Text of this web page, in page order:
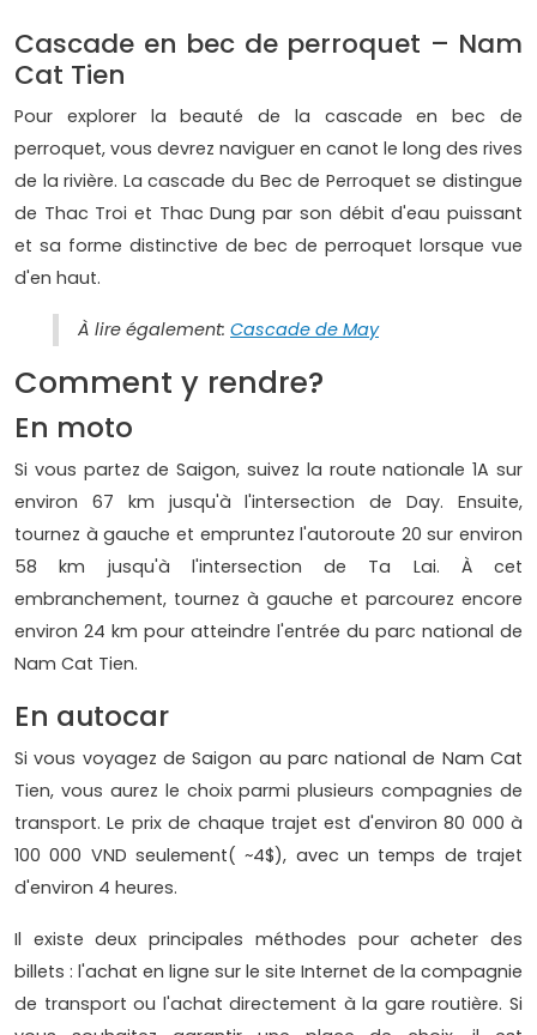
Cascade en bec de perroquet – Nam
Cat Tien
Pour explorer la beauté de la cascade en bec de
perroquet, vous devrez naviguer en canot le long des rives
de la rivière. La cascade du Bec de Perroquet se distingue
de Thac Troi et Thac Dung par son débit d'eau puissant
et sa forme distinctive de bec de perroquet lorsque vue
d'en haut.
À lire également: Cascade de May
Comment y rendre?
En moto
Si vous partez de Saigon, suivez la route nationale 1A sur
environ 67 km jusqu'à l'intersection de Day. Ensuite,
tournez à gauche et empruntez l'autoroute 20 sur environ
58 km jusqu'à l'intersection de Ta Lai. À cet
embranchement, tournez à gauche et parcourez encore
environ 24 km pour atteindre l'entrée du parc national de
Nam Cat Tien.
En autocar
Si vous voyagez de Saigon au parc national de Nam Cat
Tien, vous aurez le choix parmi plusieurs compagnies de
transport. Le prix de chaque trajet est d'environ 80 000 à
100 000 VND seulement( ~4$), avec un temps de trajet
d'environ 4 heures.
Il existe deux principales méthodes pour acheter des
billets : l'achat en ligne sur le site Internet de la compagnie
de transport ou l'achat directement à la gare routière. Si